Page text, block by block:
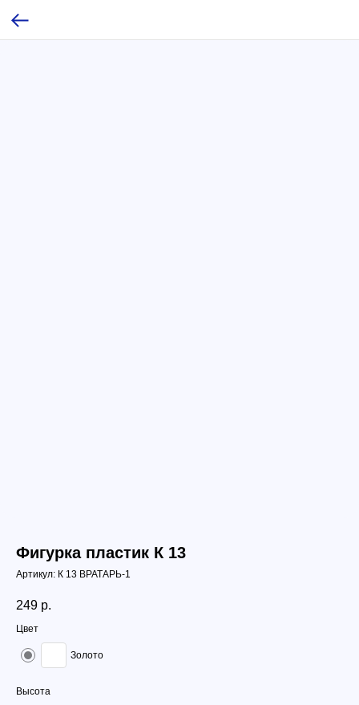
Фигурка пластик К 13
Артикул: К 13 ВРАТАРЬ-1
249 р.
Цвет
Золото
Высота